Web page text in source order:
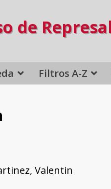
de
Filtros A-Z
Valentin